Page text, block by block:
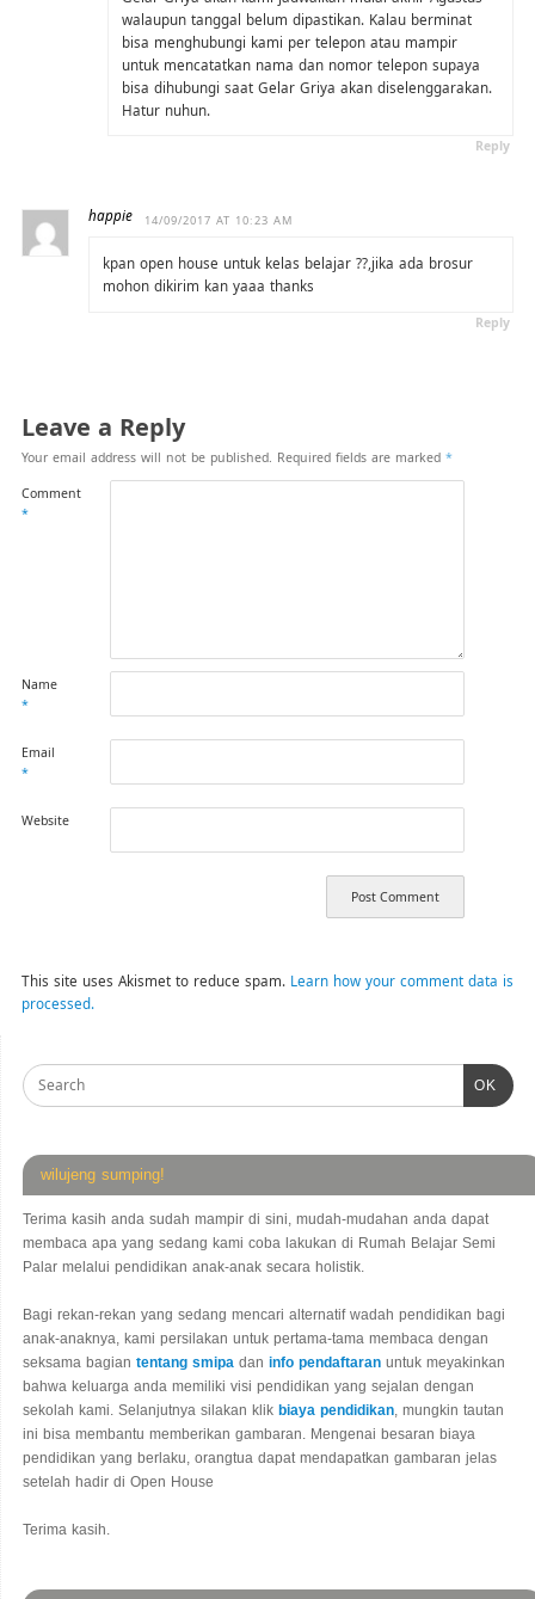
walaupun tanggal belum dipastikan. Kalau berminat
bisa menghubungi kami per telepon atau mampir
untuk mencatatkan nama dan nomor telepon supaya
bisa dihubungi saat Gelar Griya akan diselenggarakan.
Hatur nuhun.
Reply
happie 14/09/2017 AT 10:23 AM
kpan open house untuk kelas belajar ??,jika ada brosur
mohon dikirim kan yaaa thanks
Reply
Leave a Reply
Your email address will not be published. Required fields are marked *
Comment
*
Name
*
Email
*
Website
This site uses Akismet to reduce spam. Learn how your comment data is
processed.
OK
wilujeng sumping!
Terima kasih anda sudah mampir di sini, mudah-mudahan anda dapat
membaca apa yang sedang kami coba lakukan di Rumah Belajar Semi
Palar melalui pendidikan anak-anak secara holistik.
Bagi rekan-rekan yang sedang mencari alternatif wadah pendidikan bagi
anak-anaknya, kami persilakan untuk pertama-tama membaca dengan
seksama bagian tentang smipa dan info pendaftaran untuk meyakinkan
bahwa keluarga anda memiliki visi pendidikan yang sejalan dengan
sekolah kami. Selanjutnya silakan klik biaya pendidikan, mungkin tautan
ini bisa membantu memberikan gambaran. Mengenai besaran biaya
pendidikan yang berlaku, orangtua dapat mendapatkan gambaran jelas
setelah hadir di Open House
Terima kasih.